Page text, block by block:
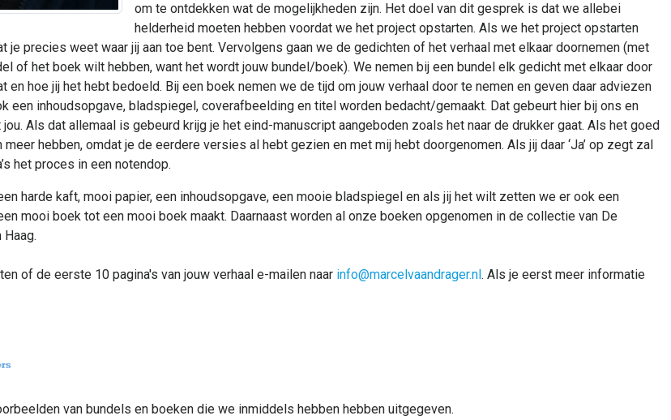
om te ontdekken wat de mogelijkheden zijn. Het doel van dit gesprek is dat we allebei
helderheid moeten hebben voordat we het project opstarten. Als we het project opstarten
precies weet waar jij aan toe bent. Vervolgens gaan we de gedichten of het verhaal met elkaar doornemen (met
of het boek wilt hebben, want het wordt jouw bundel/boek). We nemen bij een bundel elk gedicht met elkaar door
en hoe jij het hebt bedoeld. Bij een boek nemen we de tijd om jouw verhaal door te nemen en geven daar adviezen
een inhoudsopgave, bladspiegel, coverafbeelding en titel worden bedacht/gemaakt. Dat gebeurt hier bij ons en
Als dat allemaal is gebeurd krijg je het eind-manuscript aangeboden zoals het naar de drukker gaat. Als het goed
hebben, omdat je de eerdere versies al hebt gezien en met mij hebt doorgenomen. Als jij daar ‘Ja’ op zegt zal
het proces in een notendop.
harde kaft, mooi papier, een inhoudsopgave, een mooie bladspiegel en als jij het wilt zetten we er ook een
mooi boek tot een mooi boek maakt. Daarnaast worden al onze boeken opgenomen in de collectie van De
of de eerste 10 pagina's van jouw verhaal e-mailen naar info@marcelvaandrager.nl. Als je eerst meer informatie
van bundels en boeken die we inmiddels hebben hebben uitgegeven.